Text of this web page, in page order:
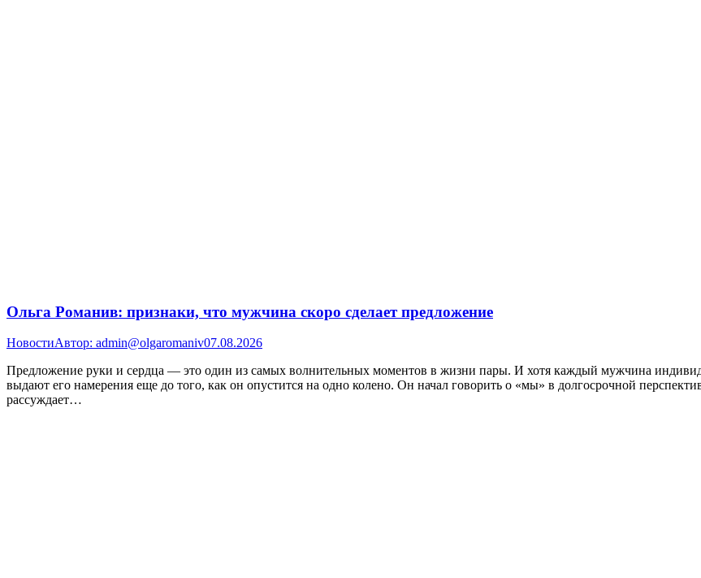
Ольга Романив: признаки, что мужчина скоро сделает предложение
НовостиАвтор: admin@olgaromaniv07.08.2026
Предложение руки и сердца — это один из самых волнительных моментов в жизни пары. И хотя каждый мужчина
выдают его намерения еще до того, как он опустится на одно колено. Он начал говорить о «мы» в долгосрочной
рассуждает…